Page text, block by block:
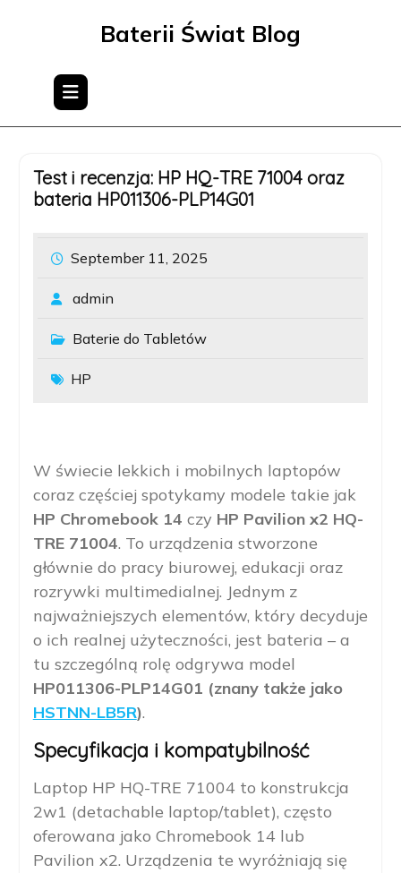
Baterii Świat Blog
Test i recenzja: HP HQ-TRE 71004 oraz
bateria HP011306-PLP14G01
September 11, 2025
admin
Baterie do Tabletów
HP
W świecie lekkich i mobilnych laptopów
coraz częściej spotykamy modele takie jak
HP Chromebook 14 czy HP Pavilion x2 HQ-
TRE 71004. To urządzenia stworzone
głównie do pracy biurowej, edukacji oraz
rozrywki multimedialnej. Jednym z
najważniejszych elementów, który decyduje
o ich realnej użyteczności, jest bateria – a
tu szczególną rolę odgrywa model
HP011306-PLP14G01 (znany także jako
HSTNN-LB5R).
Specyfikacja i kompatybilność
Laptop HP HQ-TRE 71004 to konstrukcja
2w1 (detachable laptop/tablet), często
oferowana jako Chromebook 14 lub
Pavilion x2. Urządzenia te wyróżniają się